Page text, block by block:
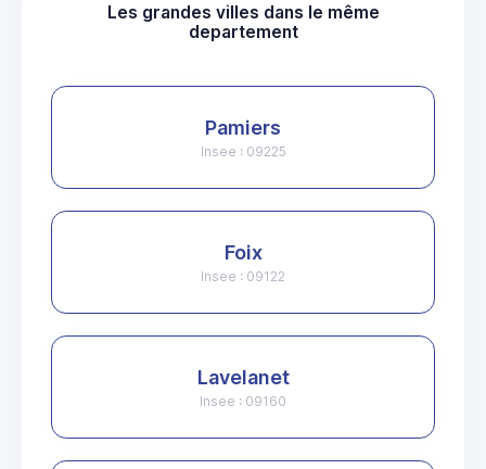
Les grandes villes dans le même
departement
Pamiers
Insee : 09225
Foix
Insee : 09122
Lavelanet
Insee : 09160